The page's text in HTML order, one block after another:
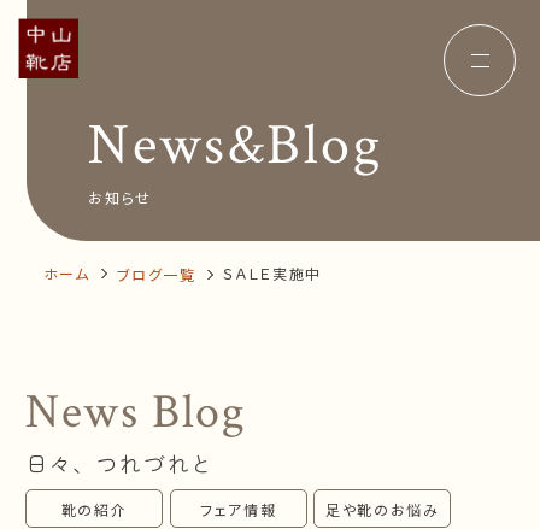
Concept コンセプト
Insole オーダー中敷き
News&Blog
Company 会社概要
オンラインショップ
お問い合わせ
News&Blog
お知らせ
ホーム ブログ一覧 ＳＡＬＥ実施中
News Blog
日々、つれづれと
靴の紹介 フェア情報 足や靴のお悩み